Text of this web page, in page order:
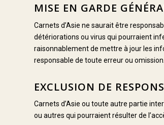
MISE EN GARDE
Carnets d’Asie ne saurait être
détériorations ou virus qui pourraient
raisonnablement de mettre à jour les
responsable de toute erreur ou omission.
EXCLUSION DE
Carnets d’Asie ou toute autre partie
ou autres qui pourraient résulter de